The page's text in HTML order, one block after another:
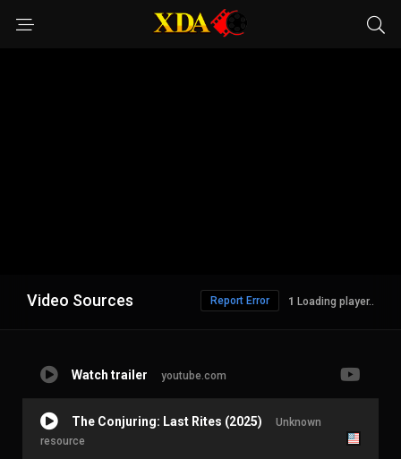
Video Sources Loading player..
Report Error
Watch trailer youtube.com
The Conjuring: Last Rites (2025)
Unknown
resource